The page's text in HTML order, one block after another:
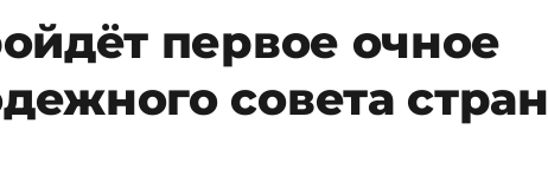
первое очное
совета стран